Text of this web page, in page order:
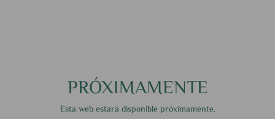
PRÓXIMAMENTE
Esta web estará disponible próximamente.